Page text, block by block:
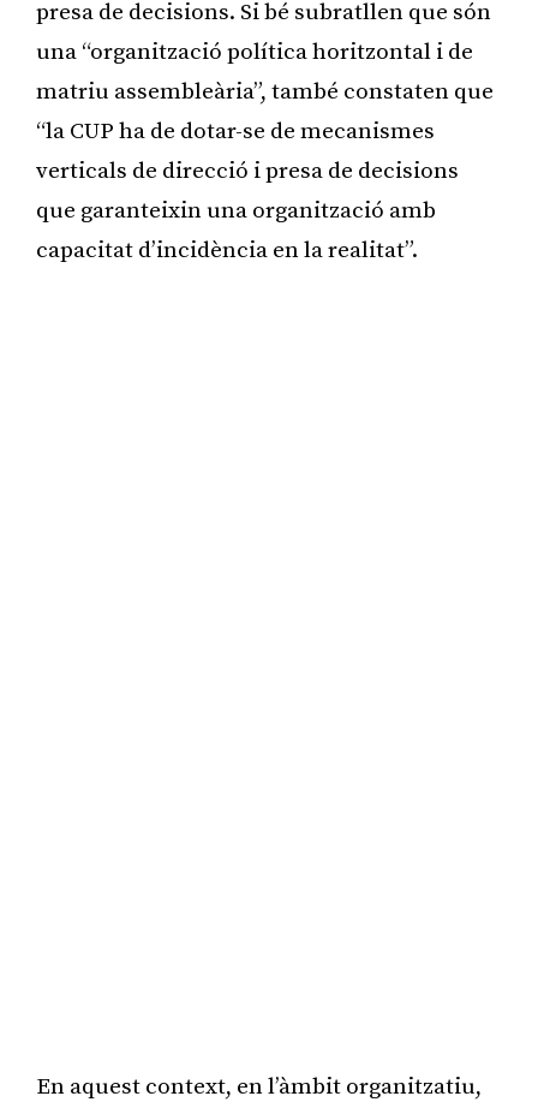
presa de decisions. Si bé subratllen que són
una “organització política horitzontal i de
matriu assembleària”, també constaten que
“la CUP ha de dotar-se de mecanismes
verticals de direcció i presa de decisions
que garanteixin una organització amb
capacitat d’incidència en la realitat”.
En aquest context, en l’àmbit organitzatiu,